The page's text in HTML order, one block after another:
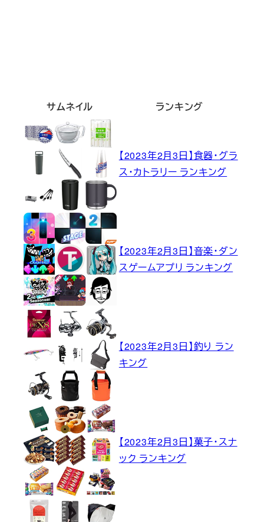
サムネイル ランキング
【2023年2月3日】食器・グラ
ス・カトラリー ランキング
【2023年2月3日】音楽・ダン
スゲームアプリ ランキング
【2023年2月3日】釣り ラン
キング
【2023年2月3日】菓子・スナ
ック ランキング